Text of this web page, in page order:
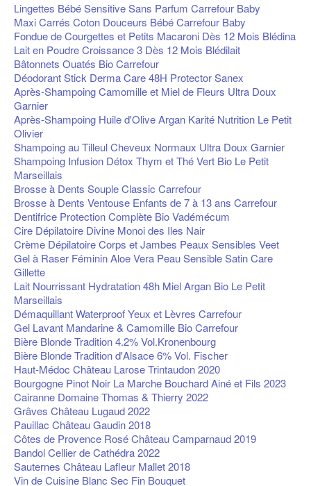
Lingettes Bébé Sensitive Sans Parfum Carrefour Baby
Maxi Carrés Coton Douceurs Bébé Carrefour Baby
Fondue de Courgettes et Petits Macaroni Dès 12 Mois Blédina
Lait en Poudre Croissance 3 Dès 12 Mois Blédilait
Bâtonnets Ouatés Bio Carrefour
Déodorant Stick Derma Care 48H Protector Sanex
Après-Shampoing Camomille et Miel de Fleurs Ultra Doux
Garnier
Après-Shampoing Huile d'Olive Argan Karité Nutrition Le Petit
Olivier
Shampoing au Tilleul Cheveux Normaux Ultra Doux Garnier
Shampoing Infusion Détox Thym et Thé Vert Bio Le Petit
Marseillais
Brosse à Dents Souple Classic Carrefour
Brosse à Dents Ventouse Enfants de 7 à 13 ans Carrefour
Dentifrice Protection Complète Bio Vadémécum
Cire Dépilatoire Divine Monoi des Iles Nair
Crème Dépilatoire Corps et Jambes Peaux Sensibles Veet
Gel à Raser Féminin Aloe Vera Peau Sensible Satin Care
Gillette
Lait Nourrissant Hydratation 48h Miel Argan Bio Le Petit
Marseillais
Démaquillant Waterproof Yeux et Lèvres Carrefour
Gel Lavant Mandarine & Camomille Bio Carrefour
Bière Blonde Tradition 4.2% Vol.Kronenbourg
Bière Blonde Tradition d'Alsace 6% Vol. Fischer
Haut-Médoc Château Larose Trintaudon 2020
Bourgogne Pinot Noir La Marche Bouchard Ainé et Fils 2023
Cairanne Domaine Thomas & Thierry 2022
Grâves Château Lugaud 2022
Pauillac Château Gaudin 2018
Côtes de Provence Rosé Château Camparnaud 2019
Bandol Cellier de Cathédra 2022
Sauternes Château Lafleur Mallet 2018
Vin de Cuisine Blanc Sec Fin Bouquet